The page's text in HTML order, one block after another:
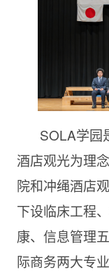
SOLA学园
酒店观光为理
院和冲绳酒店
下设临床工程
康、信息管理
际商务两大专